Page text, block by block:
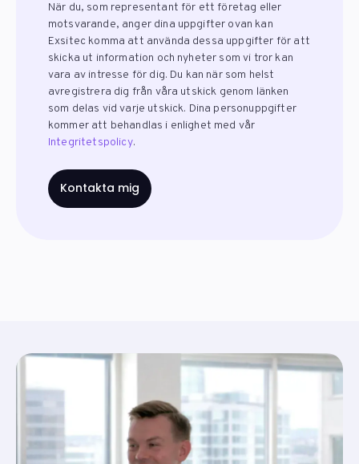
När du, som representant för ett företag eller
motsvarande, anger dina uppgifter ovan kan
Exsitec komma att använda dessa uppgifter för att
skicka ut information och nyheter som vi tror kan
vara av intresse för dig. Du kan när som helst
avregistrera dig från våra utskick genom länken
som delas vid varje utskick. Dina personuppgifter
kommer att behandlas i enlighet med vår
Integritetspolicy.